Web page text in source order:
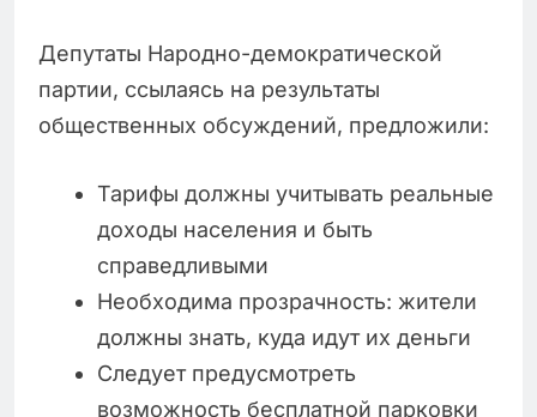
Депутаты Народно-демократической
партии, ссылаясь на результаты
общественных обсуждений, предложили:
Тарифы должны учитывать реальные
доходы населения и быть
справедливыми
Необходима прозрачность: жители
должны знать, куда идут их деньги
Следует предусмотреть
возможность бесплатной парковки